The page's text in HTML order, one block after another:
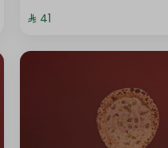
⁨⁦‪‬ 41⁩